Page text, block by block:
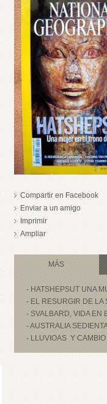
Compartir en Facebook
Enviar a un amigo
Imprimir
Ampliar
MÁS
- HATSHEPSUT UNA
- EL RESURGIR DE LA
- SVALBARD, VIDA EN
- AUSTRALIA
- LLUVIOAS Y CAMBIO